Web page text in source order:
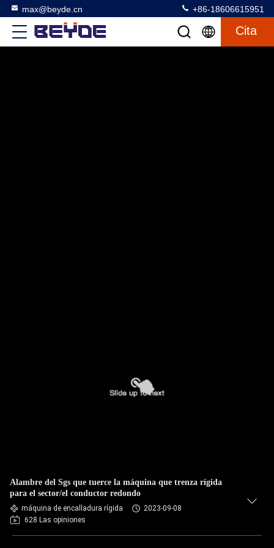
max@beyde.cn +86-18606615951
Cita
Alambre del Sgs que tuerce la máquina que trenza rígida
para el sector/el conductor redondo
máquina de encalladura rígida
2023-09-08
628 Las opiniones